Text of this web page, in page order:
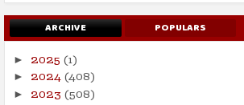
ARCHIVE POPULARS
► 2025 (1)
► 2024(408)
► 2023 (508)